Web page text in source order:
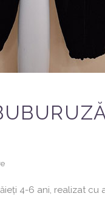
4-6 ani, realizat